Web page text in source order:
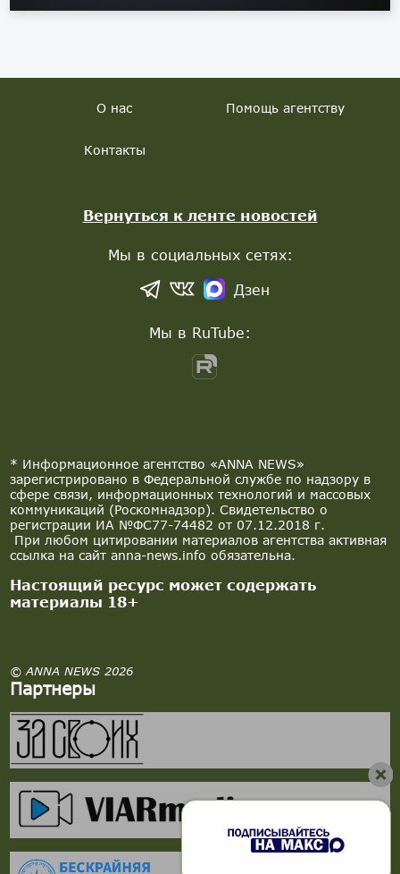
* Информационное агентство «ANNA NEWS»
зарегистрировано в Федеральной службе по надзору в
сфере связи, информационных технологий и массовых
коммуникаций (Роскомнадзор). Свидетельство о
регистрации ИА №ФС77-74482 от 07.12.2018 г.
При любом цитировании материалов агентства активная
ссылка на сайт anna-news.info обязательна.
Настоящий ресурс может содержать
материалы 18+
© ANNA NEWS 2026
Партнеры
О нас Помощь агентству
Контакты
Вернуться к ленте новостей
Мы в социальных сетях:
Дзен
Мы в RuTube: